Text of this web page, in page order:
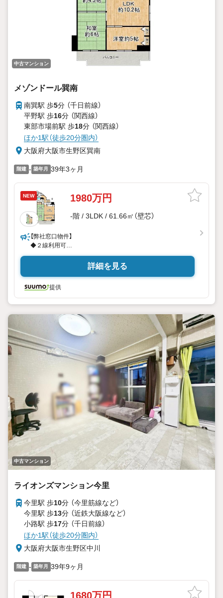
中古マンション
メゾンドール巽南
南巽駅 歩5分 （千日前線）
平野駅 歩16分 （関西線）
東部市場前駅 歩18分 （関西線）
ほか1駅（徒歩20分圏内）
大阪府大阪市生野区巽南
階建 - 築年月 39年3ヶ月
NEW 1980万円
-階 / 3LDK / 61.66㎡（壁芯）
【弊社窓口物件】
◆２線利用可
◆９階南東角住戸
◆空き家につき即内覧可詳細を見る
提供
中古マンション
ライオンズマンション今里
今里駅 歩10分 （今里筋線など）
今里駅 歩13分 （近鉄大阪線など）
小路駅 歩17分 （千日前線）
ほか1駅（徒歩20分圏内）
大阪府大阪市生野区中川
階建 - 築年月 39年9ヶ月
1680万円